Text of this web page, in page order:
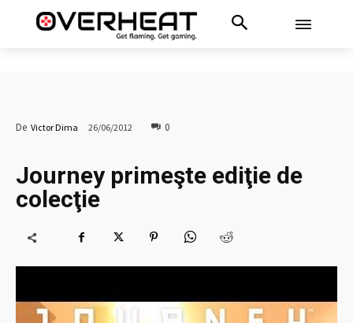
De Victor Dima 26/06/2012 0
Journey primeşte ediţie de
colecţie